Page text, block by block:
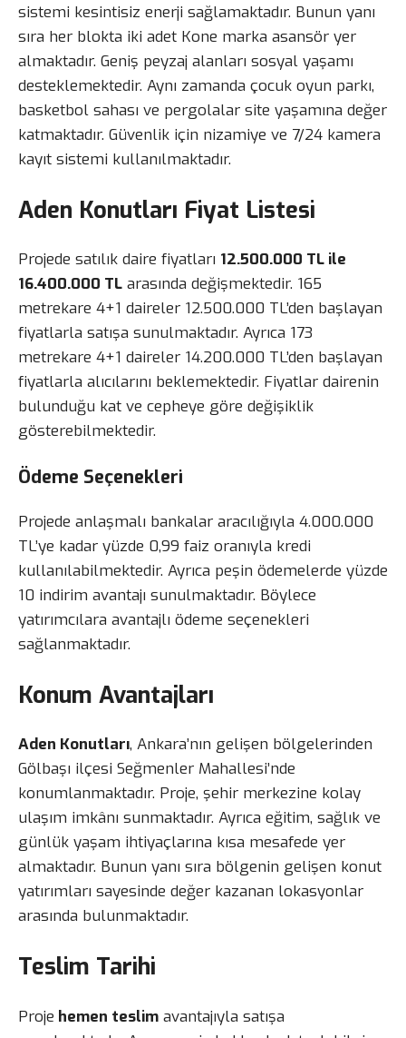
sistemi kesintisiz enerji sağlamaktadır. Bunun yanı
sıra her blokta iki adet Kone marka asansör yer
almaktadır. Geniş peyzaj alanları sosyal yaşamı
desteklemektedir. Aynı zamanda çocuk oyun parkı,
basketbol sahası ve pergolalar site yaşamına değer
katmaktadır. Güvenlik için nizamiye ve 7/24 kamera
kayıt sistemi kullanılmaktadır.
Aden Konutları Fiyat Listesi
Projede satılık daire fiyatları 12.500.000 TL ile
16.400.000 TL arasında değişmektedir. 165
metrekare 4+1 daireler 12.500.000 TL’den başlayan
fiyatlarla satışa sunulmaktadır. Ayrıca 173
metrekare 4+1 daireler 14.200.000 TL’den başlayan
fiyatlarla alıcılarını beklemektedir. Fiyatlar dairenin
bulunduğu kat ve cepheye göre değişiklik
gösterebilmektedir.
Ödeme Seçenekleri
Projede anlaşmalı bankalar aracılığıyla 4.000.000
TL’ye kadar yüzde 0,99 faiz oranıyla kredi
kullanılabilmektedir. Ayrıca peşin ödemelerde yüzde
10 indirim avantajı sunulmaktadır. Böylece
yatırımcılara avantajlı ödeme seçenekleri
sağlanmaktadır.
Konum Avantajları
Aden Konutları, Ankara’nın gelişen bölgelerinden
Gölbaşı ilçesi Seğmenler Mahallesi’nde
konumlanmaktadır. Proje, şehir merkezine kolay
ulaşım imkânı sunmaktadır. Ayrıca eğitim, sağlık ve
günlük yaşam ihtiyaçlarına kısa mesafede yer
almaktadır. Bunun yanı sıra bölgenin gelişen konut
yatırımları sayesinde değer kazanan lokasyonlar
arasında bulunmaktadır.
Teslim Tarihi
Proje hemen teslim avantajıyla satışa